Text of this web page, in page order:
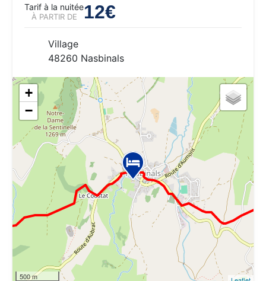
Tarif à la nuitée
À PARTIR DE 12€
Village
48260 Nasbinals
+
−
500 m